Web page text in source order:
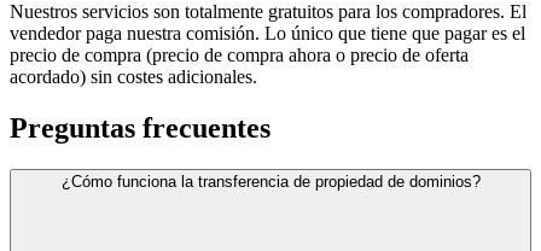
Nuestros servicios son totalmente gratuitos para los compradores. El
vendedor paga nuestra comisión. Lo único que tiene que pagar es el
precio de compra (precio de compra ahora o precio de oferta
acordado) sin costes adicionales.
Preguntas frecuentes
¿Cómo funciona la transferencia de propiedad de dominios?